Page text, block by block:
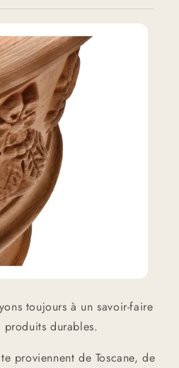
toujours à un savoir-faire
durables.
proviennent de Toscane, de